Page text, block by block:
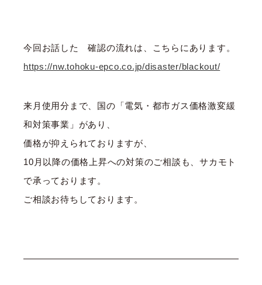
今回お話した 確認の流れは、こちらにあります。
https://nw.tohoku-epco.co.jp/disaster/blackout/
来月使用分まで、国の「電気・都市ガス価格激変緩
和対策事業」があり、
価格が抑えられておりますが、
10月以降の価格上昇への対策のご相談も、サカモト
で承っております。
ご相談お待ちしております。